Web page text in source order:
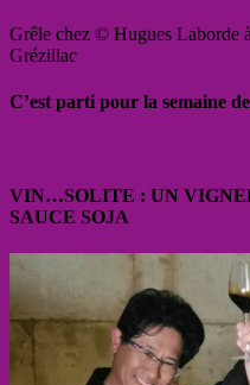
Grêle chez © Hugues Laborde à
Grézillac
C’est parti pour la semaine
VIN…SOLITE : UN
SAUCE SOJA